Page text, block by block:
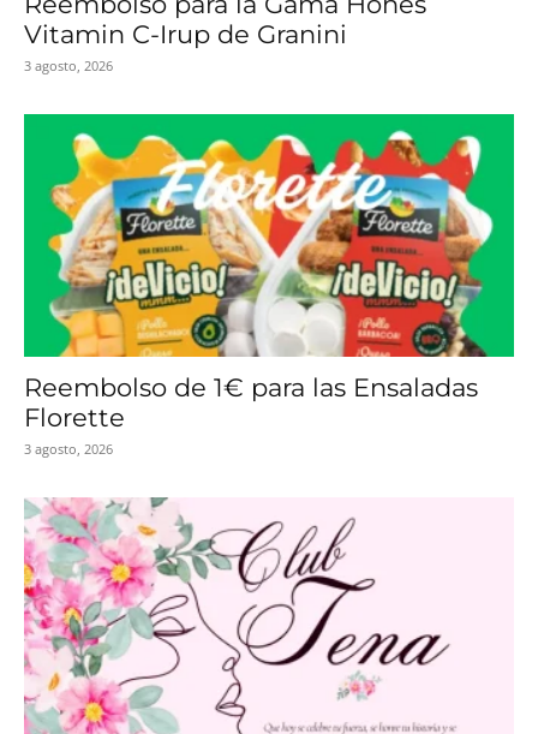
Vitamin C-Irup de Granini
3 agosto, 2026
Reembolso de 1€ para las Ensaladas
Florette
3 agosto, 2026